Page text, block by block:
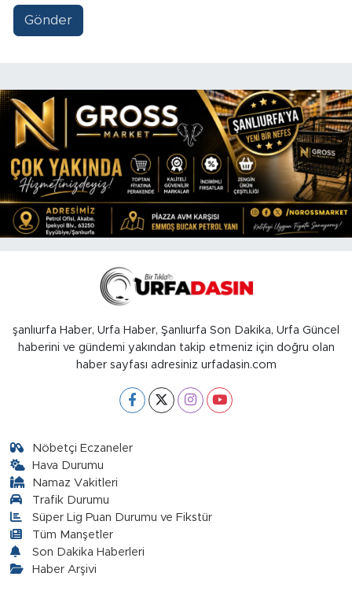
Gönder
şanlıurfa Haber, Urfa Haber, Şanlıurfa Son Dakika, Urfa Güncel
haberini ve gündemi yakından takip etmeniz için doğru olan
haber sayfası adresiniz urfadasin.com
Nöbetçi Eczaneler
Hava Durumu
Namaz Vakitleri
Trafik Durumu
Süper Lig Puan Durumu ve Fikstür
Tüm Manşetler
Son Dakika Haberleri
Haber Arşivi